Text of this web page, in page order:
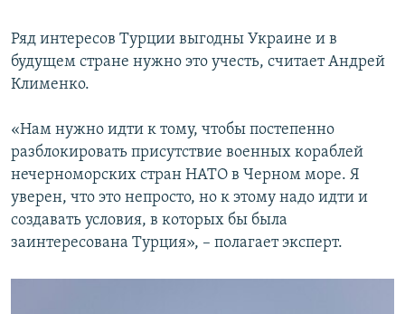
Ряд интересов Турции выгодны Украине и в
будущем стране нужно это учесть, считает Андрей
Клименко.
«Нам нужно идти к тому, чтобы постепенно
разблокировать присутствие военных кораблей
нечерноморских стран НАТО в Черном море. Я
уверен, что это непросто, но к этому надо идти и
создавать условия, в которых бы была
заинтересована Турция», – полагает эксперт.